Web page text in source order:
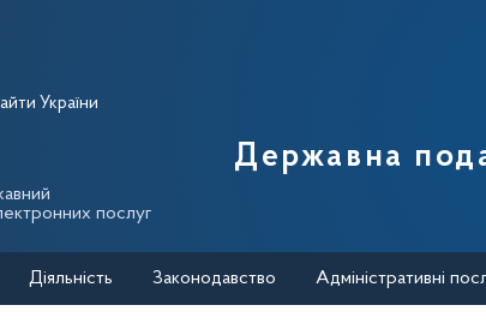
сторінка Державної
України
послуг
Державна
Діяльність Законодавство Адміністративні